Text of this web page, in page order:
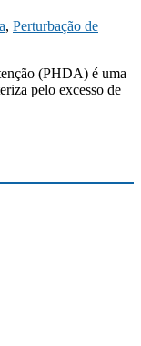
, Perturbação de
(PHDA) é uma
pelo excesso de